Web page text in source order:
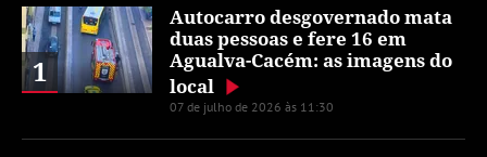
1
Autocarro desgovernado mata
duas pessoas e fere 16 em
Agualva-Cacém: as imagens do
local
07 de julho de 2026 às 11:30